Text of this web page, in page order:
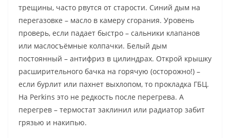
трещины, часто рвутся от старости. Синий дым на
перегазовке – масло в камеру сгорания. Уровень
проверь, если падает быстро – сальники клапанов
или маслосъёмные колпачки. Белый дым
постоянный – антифриз в цилиндрах. Открой крышку
расширительного бачка на горячую (осторожно!) –
если бурлит или пахнет выхлопом, то прокладка ГБЦ.
На Perkins это не редкость после перегрева. А
перегрев – термостат заклинил или радиатор забит
грязью и накипью.